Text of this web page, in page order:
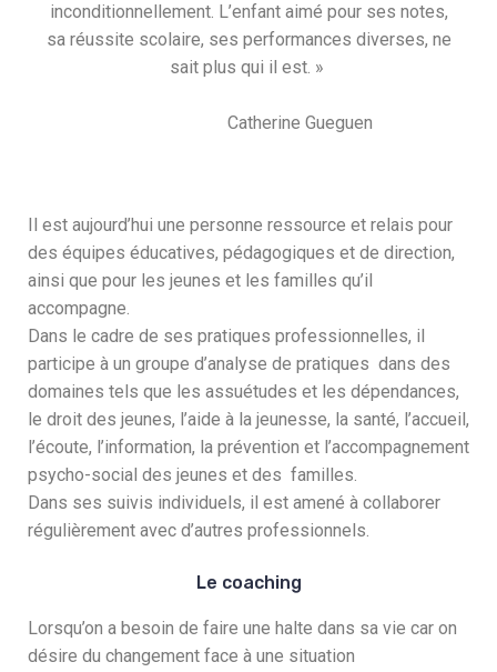
inconditionnellement. L’enfant aimé pour ses notes,
sa réussite scolaire, ses performances diverses, ne
sait plus qui il est. »
Catherine Gueguen
Il est aujourd’hui une personne ressource et relais pour
des équipes éducatives, pédagogiques et de direction,
ainsi que pour les jeunes et les familles qu’il
accompagne.
Dans le cadre de ses pratiques professionnelles, il
participe à un groupe d’analyse de pratiques dans des
domaines tels que les assuétudes et les dépendances,
le droit des jeunes, l’aide à la jeunesse, la santé, l’accueil,
l’écoute, l’information, la prévention et l’accompagnement
psycho-social des jeunes et des familles.
Dans ses suivis individuels, il est amené à collaborer
régulièrement avec d’autres professionnels.
Le coaching
Lorsqu’on a besoin de faire une halte dans sa vie car on
désire du changement face à une situation